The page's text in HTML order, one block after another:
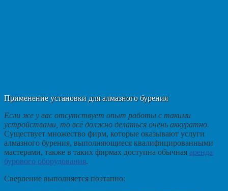
Применение установки для алмазного бурения
Если же у вас отсутствует опыт работы с такими
устройствами, то всё должно делаться очень аккуратно.
Существует множество фирм, которые оказывают услуги
алмазного бурения, выполняющиеся квалифицированными
мастерами, также в таких фирмах доступна обычная аренда
бурового оборудования.
Сверление выполняется поэтапно: